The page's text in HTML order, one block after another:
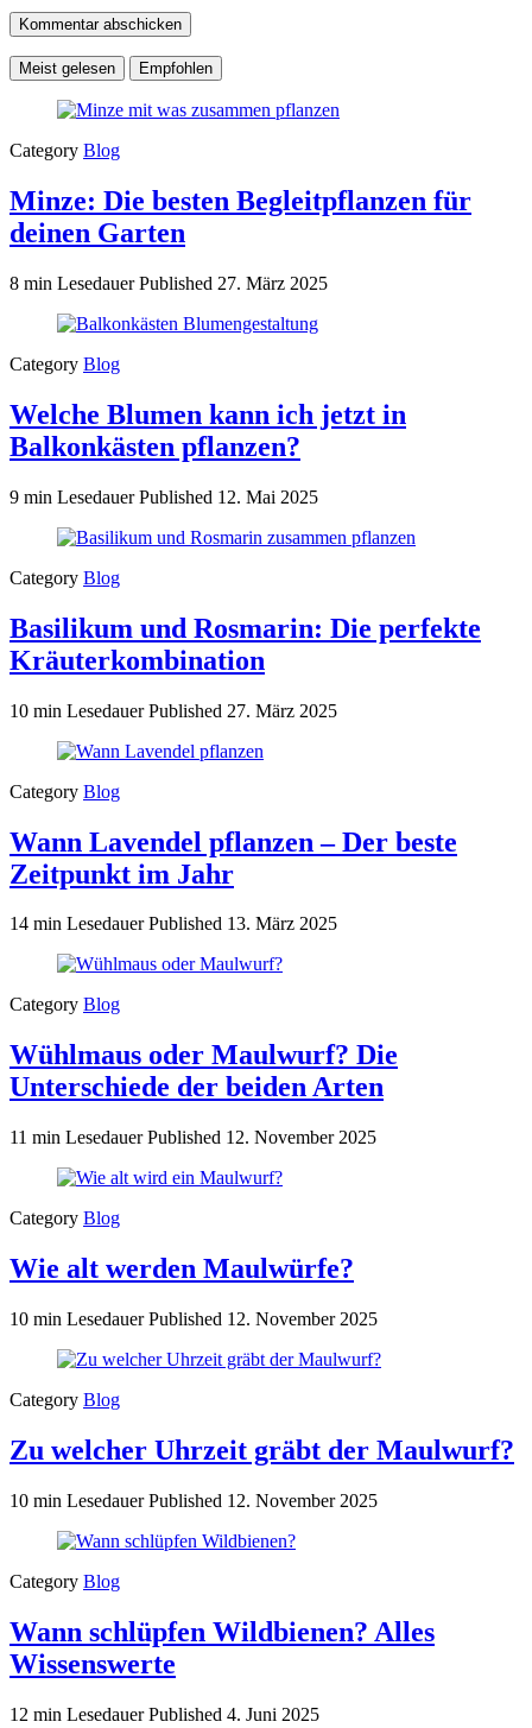
Meist gelesen Empfohlen
Category Blog
Minze: Die besten Begleitpflanzen für
deinen Garten
8 min LesedauerPublished 27. März 2025
Category Blog
Welche Blumen kann ich jetzt in
Balkonkästen pflanzen?
9 min LesedauerPublished 12. Mai 2025
Category Blog
Basilikum und Rosmarin: Die perfekte
Kräuterkombination
10 min LesedauerPublished 27. März 2025
Category Blog
Wann Lavendel pflanzen – Der beste
Zeitpunkt im Jahr
14 min LesedauerPublished 13. März 2025
Category Blog
Wühlmaus oder Maulwurf? Die
Unterschiede der beiden Arten
11 min LesedauerPublished 12. November 2025
Category Blog
Wie alt werden Maulwürfe?
10 min LesedauerPublished 12. November 2025
Category Blog
Zu welcher Uhrzeit gräbt der Maulwurf?
10 min LesedauerPublished 12. November 2025
Category Blog
Wann schlüpfen Wildbienen? Alles
Wissenswerte
12 min LesedauerPublished 4. Juni 2025